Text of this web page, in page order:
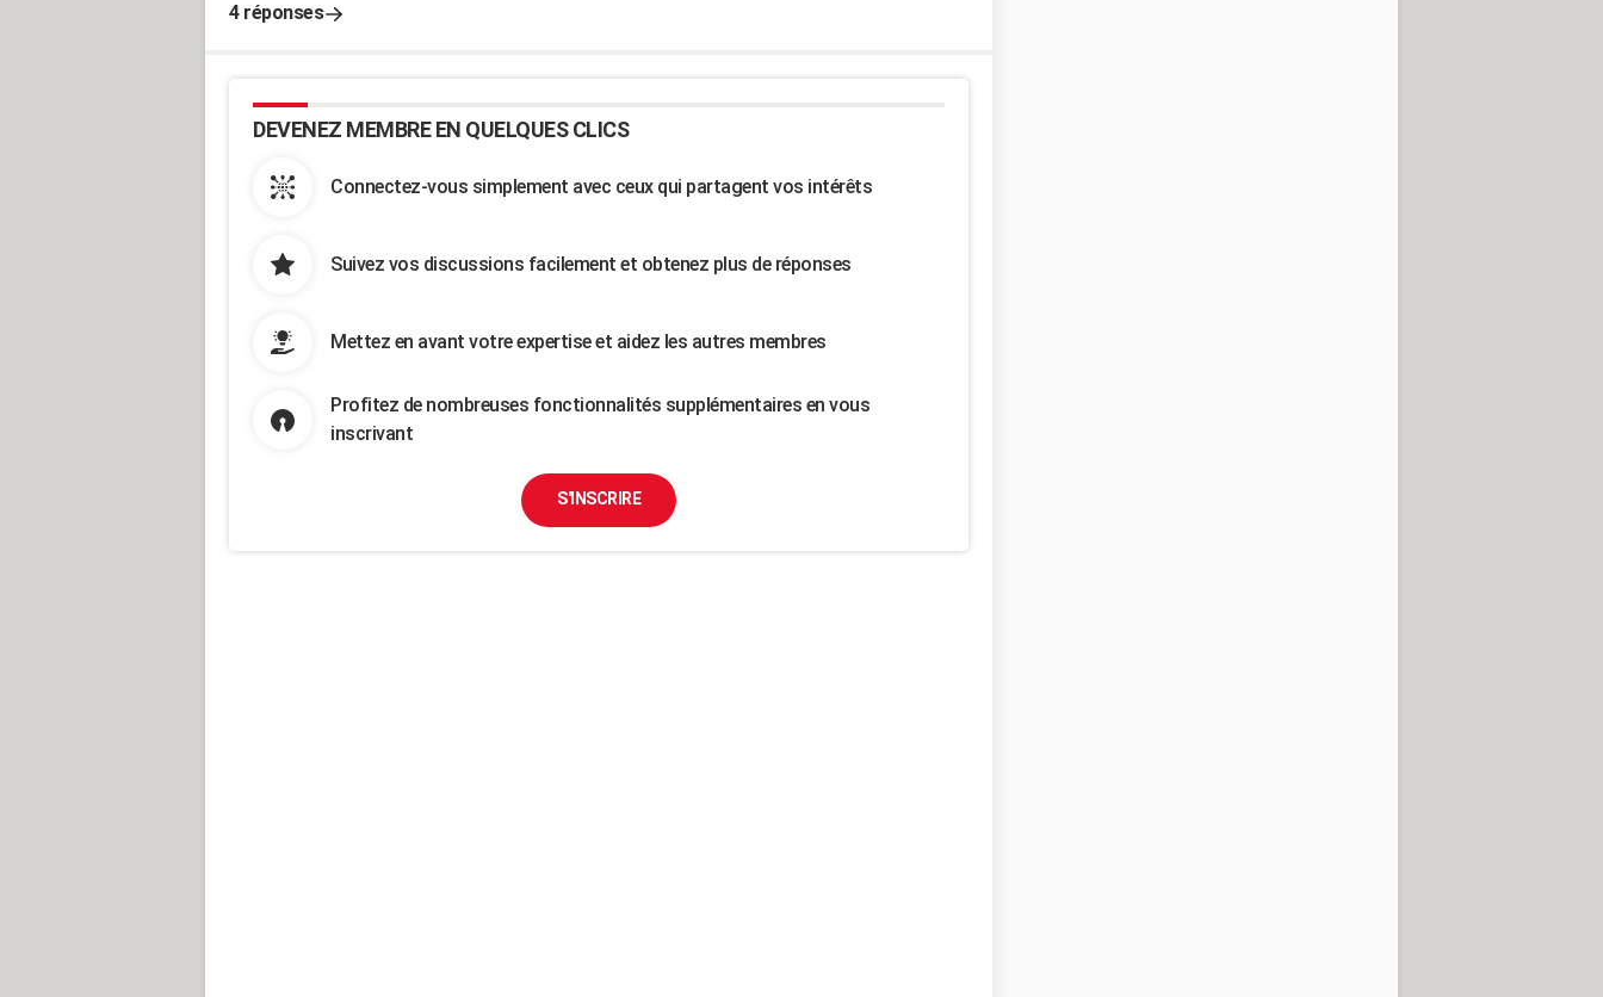
4 réponses
DEVENEZ MEMBRE EN QUELQUES CLICS
Connectez-vous simplement avec ceux qui partagent vos intérêts
Suivez vos discussions facilement et obtenez plus de réponses
Mettez en avant votre expertise et aidez les autres membres
Profitez de nombreuses fonctionnalités supplémentaires en vous
inscrivant
S'INSCRIRE